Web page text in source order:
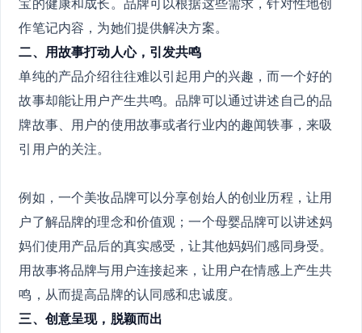
作笔记内容，为她们提供解决方案。
二、用故事打动人心，引发共鸣
单纯的产品介绍往往难以引起用户的兴趣，而一个好的
故事却能让用户产生共鸣。品牌可以通过讲述自己的品
牌故事、用户的使用故事或者行业内的趣闻轶事，来吸
引用户的关注。
例如，一个美妆品牌可以分享创始人的创业历程，让用
户了解品牌的理念和价值观；一个母婴品牌可以讲述妈
妈们使用产品后的真实感受，让其他妈妈们感同身受。
用故事将品牌与用户连接起来，让用户在情感上产生共
鸣，从而提高品牌的认同感和忠诚度。
三、创意呈现，脱颖而出